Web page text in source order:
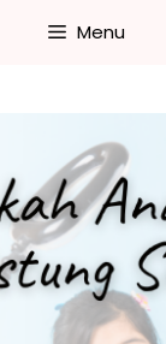
Menu